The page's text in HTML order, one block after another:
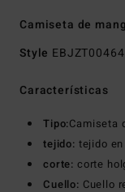
Camiseta de
Style EBJZT00464
Características
Tipo:Camiseta
tejido: tejido
corte: corte
Cuello: Cuello